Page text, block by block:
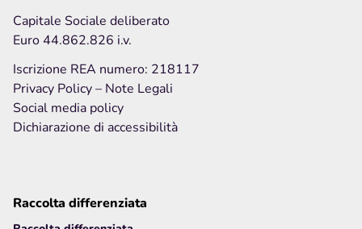
Capitale Sociale deliberato
Euro 44.862.826 i.v.
Iscrizione REA numero: 218117
Privacy Policy– Note Legali
Social media policy
Dichiarazione di accessibilità
Raccolta differenziata